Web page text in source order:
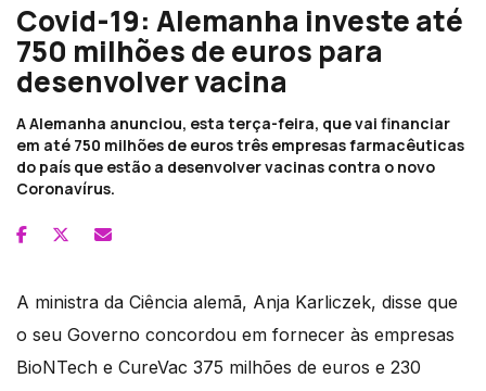
Covid-19: Alemanha investe até
750 milhões de euros para
desenvolver vacina
A Alemanha anunciou, esta terça-feira, que vai financiar
em até 750 milhões de euros três empresas farmacêuticas
do país que estão a desenvolver vacinas contra o novo
Coronavírus.
A ministra da Ciência alemã, Anja Karliczek, disse que
o seu Governo concordou em fornecer às empresas
BioNTech e CureVac 375 milhões de euros e 230